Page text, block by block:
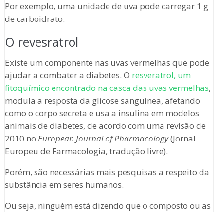
Por exemplo, uma unidade de uva pode carregar 1 g
de carboidrato.
O revesratrol
Existe um componente nas uvas vermelhas que pode
ajudar a combater a diabetes. O resveratrol, um
fitoquímico encontrado na casca das uvas vermelhas,
modula a resposta da glicose sanguínea, afetando
como o corpo secreta e usa a insulina em modelos
animais de diabetes, de acordo com uma revisão de
2010 no European Journal of Pharmacology(Jornal
Europeu de Farmacologia, tradução livre).
Porém, são necessárias mais pesquisas a respeito da
substância em seres humanos.
Ou seja, ninguém está dizendo que o composto ou as